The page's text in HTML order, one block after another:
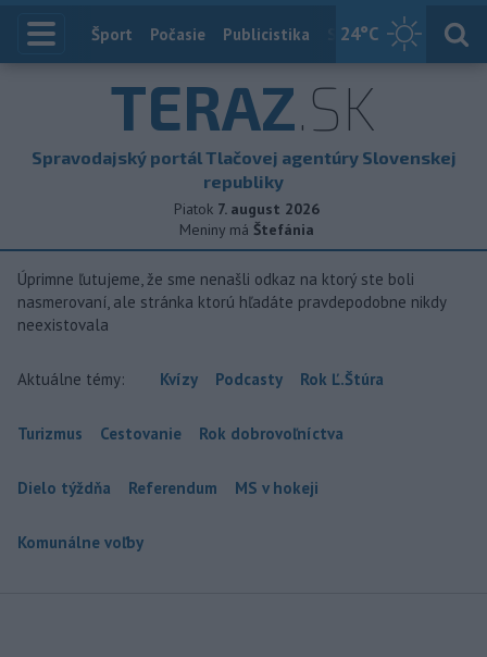
24°C
Index
Šport Počasie Publicistika Slovensko
TERAZ.SK
Spravodajský portál Tlačovej agentúry Slovenskej
republiky
Piatok 7. august 2026
Meniny má Štefánia
Úprimne ľutujeme, že sme nenašli odkaz na ktorý ste boli
nasmerovaní, ale stránka ktorú hľadáte pravdepodobne nikdy
neexistovala
Aktuálne témy: Kvízy Podcasty Rok Ľ.Štúra
Turizmus Cestovanie Rok dobrovoľníctva
Dielo týždňa Referendum MS v hokeji
Komunálne voľby